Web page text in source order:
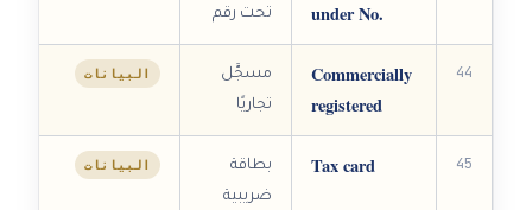
under No.
تحت رقم
44
Commercially
registered
مسجَّل
تجاريًا
البيانات
45
Tax card
بطاقة
ضريبية
البيانات